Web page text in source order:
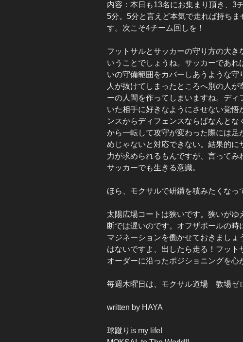
内容：本日も13名にお集まり頂き、3
5分。5分と言えど本気で走れば持ち
す。次こそ4チーム回しを！
フットサルとサッカーの守り方の大き
いうことでしょうね。サッカーであ
いの守備範囲をカバーしあうような
人が抜けてしまったところへ別の人
ーの人間を作ってしまいますね。デ
いた相手に好きなようにさせない覚悟
ンスからディフェンスならばなんと
から一転して攻守が変わった際には足
めじゃないと対応できない。結果的
力が求められるもんですが、言って
サッカーでも生きる意識。
ほら、モクサルで研鑽を積みたくなっ
太陽広場コートは狭いです。狭いがゆ
断では遅いのです。オフザボールの時
マジネーションを働かせておきまし
はないですよ、出したら走る！フット
オーダーに沿ったポジショニングを心
毎週木曜日は、モクサル道場
written by HAYA
球蹴りis my life!